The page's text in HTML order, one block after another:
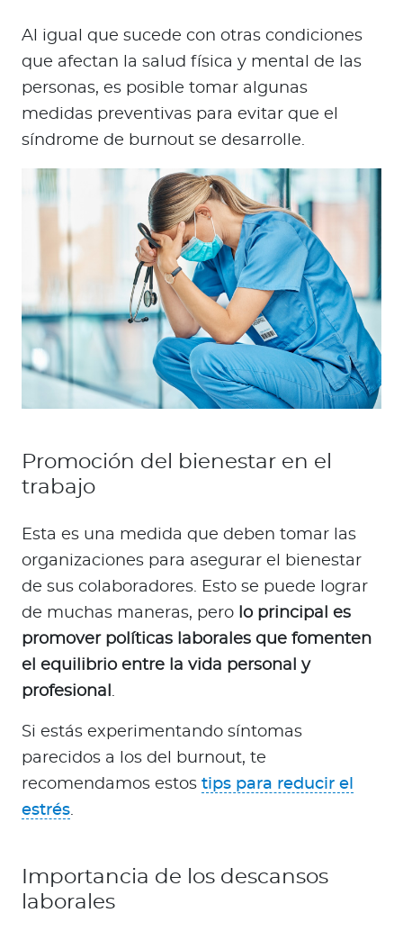
Al igual que sucede con otras condiciones
que afectan la salud física y mental de las
personas, es posible tomar algunas
medidas preventivas para evitar que el
síndrome de burnout se desarrolle.
Promoción del bienestar en el
trabajo
Esta es una medida que deben tomar las
organizaciones para asegurar el bienestar
de sus colaboradores. Esto se puede lograr
de muchas maneras, pero lo principal es
promover políticas laborales que fomenten
el equilibrio entre la vida personal y
profesional .
Si estás experimentando síntomas
parecidos a los del burnout, te
recomendamos estos tips para reducir el
estrés.
Importancia de los descansos
laborales